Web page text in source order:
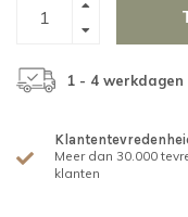
1 - 4 werkdagen
Meer dan 30.000
klanten